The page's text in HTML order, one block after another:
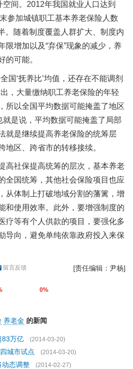
空间。2012年我国就业人口达到
参加城镇职工基本养老保险人数
。随着制度覆盖人群扩大、制度内
限增加以及“弃保”现象的减少，养
的可能。
国‘抚养比’均值，还存在不能调剂
，大量缴纳职工养老保险的年轻
所以全国平均数据可能掩盖了地区
就是说，平均数据可能掩盖了局部
就是继续提高养老保险的统筹层
地区、跨省市的转移接续。
高社保提高统筹的层次，基本养老
全国统筹，其他社会保险项目也应
从体制上打破地域分割的藩篱，增
和使用效率。此外，要增强制度的
疗等有个人供款的项目，要强化多
导向，避免单纯依靠政府投入来保
留言反馈 [责任编辑：尹杨]
0%
养老金 的新闻
83万亿
(2014-03-20)
城市试点
(2014-03-20)
动态调整 (2014-02-27)